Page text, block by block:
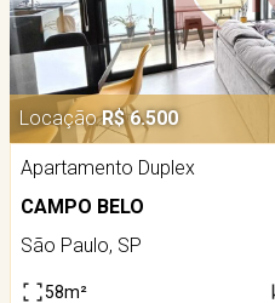
Locação R$ 6.500
Apartamento Duplex
CAMPO BELO
São Paulo, SP
58m²